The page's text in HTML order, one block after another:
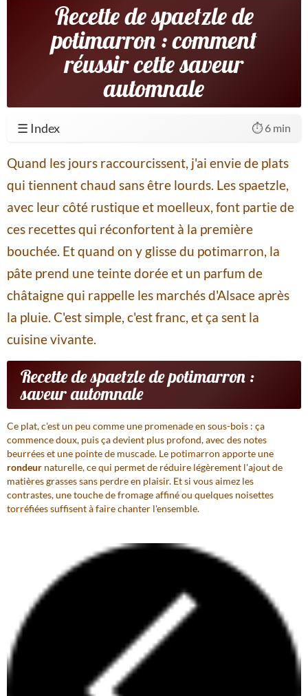
Recette de spaetzle de
potimarron : comment
réussir cette saveur
automnale
☰ Index ⏱️ 6 min
Quand les jours raccourcissent, j'ai envie de plats
qui tiennent chaud sans être lourds. Les spaetzle,
avec leur côté rustique et moelleux, font partie de
ces recettes qui réconfortent à la première
bouchée. Et quand on y glisse du potimarron, la
pâte prend une teinte dorée et un parfum de
châtaigne qui rappelle les marchés d'Alsace après
la pluie. C'est simple, c'est franc, et ça sent la
cuisine vivante.
Recette de spaetzle de potimarron :
saveur automnale
Ce plat, c'est un peu comme une promenade en sous-bois : ça
commence doux, puis ça devient plus profond, avec des notes
beurrées et une pointe de muscade. Le potimarron apporte une
rondeur naturelle, ce qui permet de réduire légèrement l'ajout de
matières grasses sans perdre en plaisir. Et si vous aimez les
contrastes, une touche defromage affinéou quelques noisettes
torréfiées suffisent à faire chanter l'ensemble.